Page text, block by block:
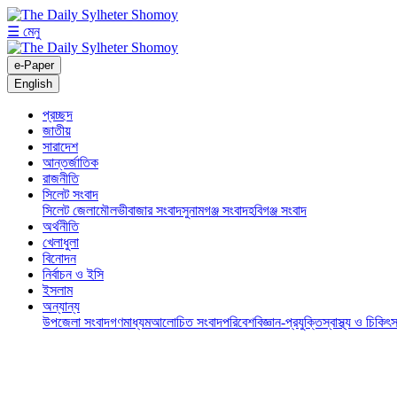
☰ মেনু
e-Paper
English
প্রচ্ছদ
জাতীয়
সারাদেশ
আন্তর্জাতিক
রাজনীতি
সিলেট সংবাদ
সিলেট জেলামৌলভীবাজার সংবাদসুনামগঞ্জ সংবাদহবিগঞ্জ সংবাদ
অর্থনীতি
খেলাধুলা
বিনোদন
নির্বাচন ও ইসি
ইসলাম
অন্যান্য
উপজেলা সংবাদগণমাধ্যমআলোচিত সংবাদপরিবেশবিজ্ঞান-প্রযুক্তিস্বাস্থ্য ও